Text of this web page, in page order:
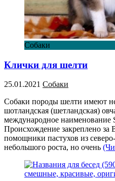
Собаки
Клички для шелти
25.01.2021 Собаки
Собаки породы шелти имеют
шотландская (шетландская)
международное наименование
Происхождение закреплено за
помощники пастухов из
небольшого роста, но очень